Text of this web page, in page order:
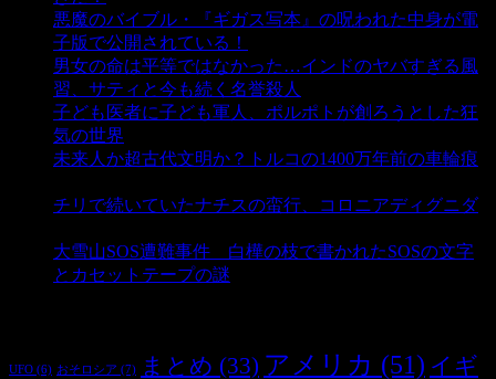
悪魔のバイブル・『ギガス写本』の呪われた中身が電
子版で公開されている！
男女の命は平等ではなかった…インドのヤバすぎる風
習、サティと今も続く名誉殺人
子ども医者に子ども軍人、ポルポトが創ろうとした狂
気の世界
未来人か超古代文明か？トルコの1400万年前の車輪痕
チリで続いていたナチスの蛮行、コロニアディグニダ
大雪山SOS遭難事件 白樺の枝で書かれたSOSの文字
とカセットテープの謎
UFO (6) おそロシア (7) まとめ (33) アメリカ (51) イギ